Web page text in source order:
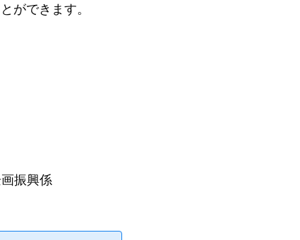
できます。
振興係